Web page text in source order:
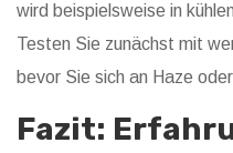
wird beispielsweise in
Testen Sie zunächst mit
bevor Sie sich an Haze
Fazit: